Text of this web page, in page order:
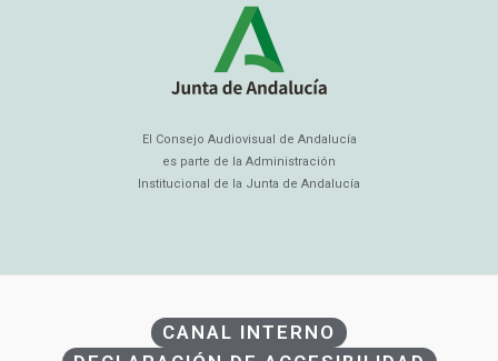
El Consejo Audiovisual de Andalucía
es parte de la Administración
Institucional de la Junta de Andalucía
CANAL INTERNO